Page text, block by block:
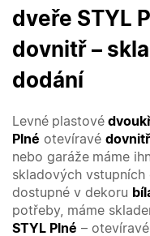
dveře STYL
dovnitř –
dodání
Levné plastové
Plné otevíravé dovnitř
nebo garáže máme
skladových vstupních
dostupné v dekoru
potřeby, máme
STYL Plné – otevíravé